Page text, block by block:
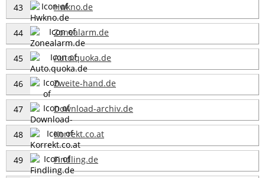
43 Hwkno.de
44 Zonealarm.de
45 Auto.quoka.de
46 Zweite-hand.de
47 Download-archiv.de
48 Korrekt.co.at
49 Findling.de